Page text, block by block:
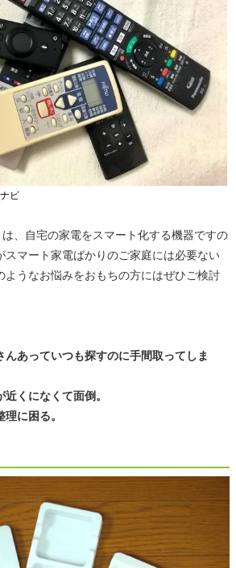
ビ
は、自宅の家電をスマート化する機器ですの
スマート家電ばかりのご家庭には必要ない
ようなお悩みをおもちの方にはぜひご検討
んあっていつも探すのに手間取ってしま
くになくて面倒。
に困る。